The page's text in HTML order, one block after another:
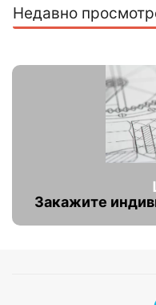
Недавно
Закажите